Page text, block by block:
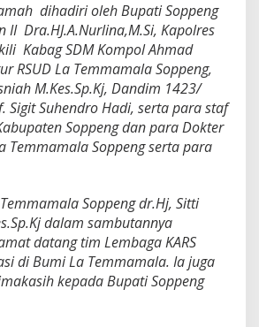
dihadiri oleh Bupati Soppeng
II Dra.HJ.A.Nurlina,M.Si, Kapolres
Kabag SDM Kompol Ahmad
RSUD La Temmamala Soppeng,
M.Kes.Sp.Kj, Dandim 1423/
Sigit Suhendro Hadi, serta para staf
Soppeng dan para Dokter
Temmamala Soppeng serta para
Soppeng dr.Hj, Sitti
dalam sambutannya
datang tim Lembaga KARS
di Bumi La Temmamala. Ia juga
kepada Bupati Soppeng